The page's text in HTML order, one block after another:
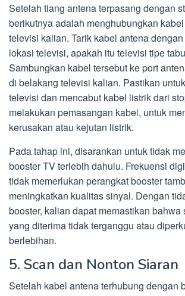
Setelah tiang antena terpasang dengan
berikutnya adalah menghubungkan
televisi kalian. Tarik kabel antena
lokasi televisi, apakah itu televisi tipe
Sambungkan kabel tersebut ke port
di belakang televisi kalian. Pastikan
televisi dan mencabut kabel listrik dari
melakukan pemasangan kabel, untuk
kerusakan atau kejutan listrik.
Pada tahap ini, disarankan untuk tidak
booster TV terlebih dahulu. Frekuensi
tidak memerlukan perangkat booster
meningkatkan kualitas sinyal. Dengan
booster, kalian dapat memastikan bahwa
yang diterima tidak terganggu atau
berlebihan.
5. Scan dan Nonton Siaran
Setelah kabel antena terhubung dengan